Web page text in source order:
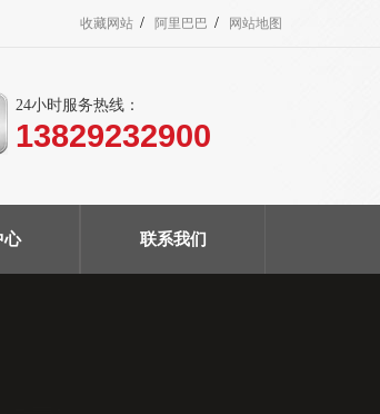
收藏网站 / 阿里巴巴 / 网站地图
24小时服务热线：
13829232900
心 联系我们